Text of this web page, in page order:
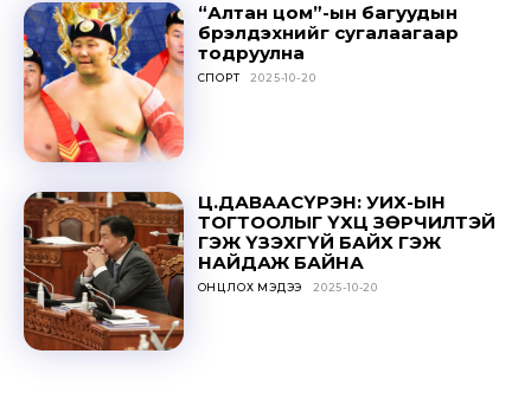
“Алтан цом”-ын багуудын
бүрэлдэхүүнийг сугалаагаар
тодруулна
СПОРТ 2025-10-20
Ц.ДАВААСҮРЭН: УИХ-ЫН
ТОГТООЛЫГ ҮХЦ ЗӨРЧИЛТЭЙ
ГЭЖ ҮЗЭХГҮЙ БАЙХ ГЭЖ
НАЙДАЖ БАЙНА
ОНЦЛОХ МЭДЭЭ 2025-10-20